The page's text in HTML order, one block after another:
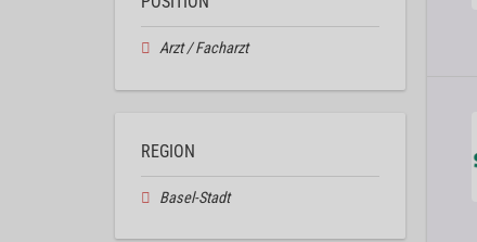
Arzt / Facharzt
REGION
Basel-Stadt